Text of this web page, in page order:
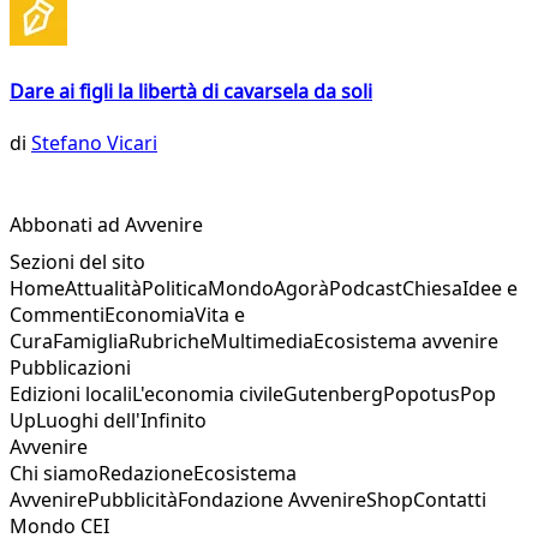
Dare ai figli la libertà di cavarsela da soli
di Stefano Vicari
Abbonati ad Avvenire
Sezioni del sito
HomeAttualitàPoliticaMondoAgoràPodcastChiesaIdee e
CommentiEconomiaVita e
CuraFamigliaRubricheMultimediaEcosistema avvenire
Pubblicazioni
Edizioni localiL'economia civileGutenbergPopotusPop
UpLuoghi dell'Infinito
Avvenire
Chi siamoRedazioneEcosistema
AvvenirePubblicitàFondazione AvvenireShopContatti
Mondo CEI